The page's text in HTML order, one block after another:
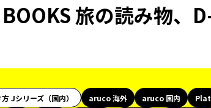
旅の読み物、
Jシリーズ（国内） aruco 海外 aruco 国内
Plat